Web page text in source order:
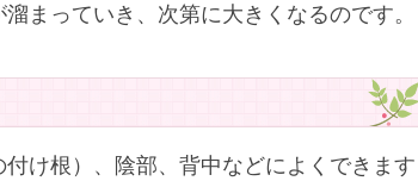
まっていき、次第に大きくなるのです。
け根）、陰部、背中などによくできます